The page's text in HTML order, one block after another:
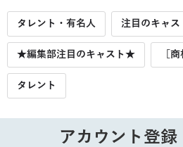
タレント・有名人 注目のキャス
★編集部注目のキャスト★ ［
タレント
アカウント登録